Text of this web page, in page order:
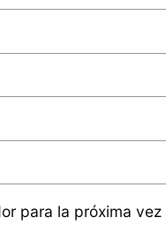
para la próxima